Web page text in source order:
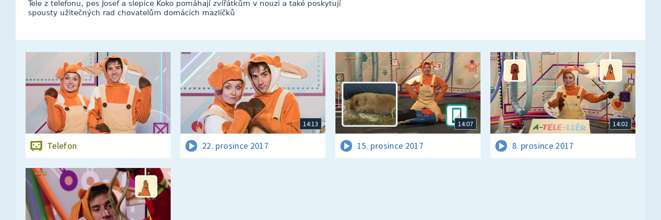
Tele z telefonu, pes Josef a slepice Koko pomáhají zvířátkům v nouzi a také poskytují
spousty užitečných rad chovatelům domácích mazlíčků
Telefon
14:13
22. prosince 2017
14:07
15. prosince 2017
14:02
8. prosince 2017